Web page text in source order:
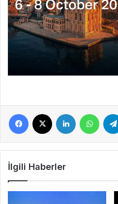
Facebook LinkedIn
İlgili Haberler